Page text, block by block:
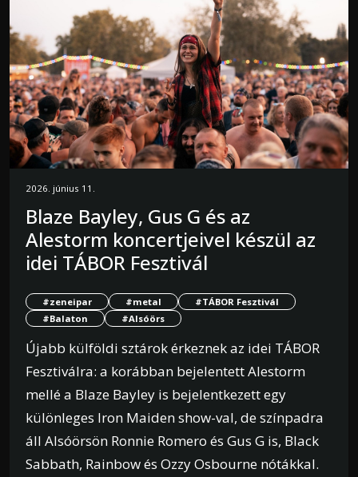
2026. június 11.
Blaze Bayley, Gus G és az
Alestorm koncertjeivel készül az
idei TÁBOR Fesztivál
#zeneipar #metal
#TÁBOR Fesztivál
#Balaton
#Alsóörs
Újabb külföldi sztárok érkeznek az idei TÁBOR
Fesztiválra: a korábban bejelentett Alestorm
mellé a Blaze Bayley is bejelentkezett egy
különleges Iron Maiden show-val, de színpadra
áll Alsóörsön Ronnie Romero és Gus G is, Black
Sabbath, Rainbow és Ozzy Osbourne nótákkal.